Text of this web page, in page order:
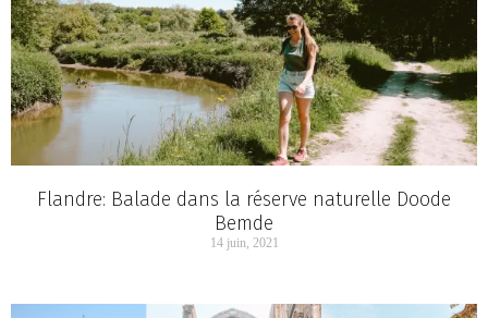
Flandre: Balade dans la réserve naturelle Doode
Bemde
14 juin, 2021